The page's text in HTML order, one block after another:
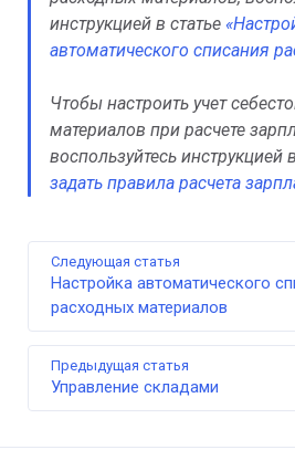
инструкцией в статье
автоматического списания
Чтобы настроить учет
материалов при расчете
воспользуйтесь инструкцией
задать правила расчета
Предыдущая статья
Управление складами
Следующая статья
Настройка автоматического
расходных материалов